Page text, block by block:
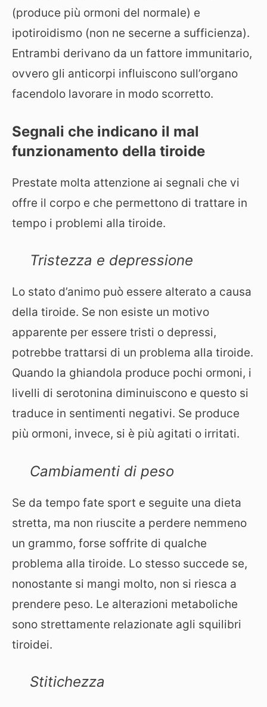
(produce più ormoni del normale) e
ipotiroidismo (non ne secerne a sufficienza).
Entrambi derivano da un fattore immunitario,
ovvero gli anticorpi influiscono sull’organo
facendolo lavorare in modo scorretto.
Segnali che indicano il mal
funzionamento della tiroide
Prestate molta attenzione ai segnali che vi
offre il corpo e che permettono di trattare in
tempo i problemi alla tiroide.
Tristezza e depressione
Lo stato d’animo può essere alterato a causa
della tiroide. Se non esiste un motivo
apparente per essere tristi o depressi,
potrebbe trattarsi di un problema alla tiroide.
Quando la ghiandola produce pochi ormoni, i
livelli di serotonina diminuiscono e questo si
traduce in sentimenti negativi. Se produce
più ormoni, invece, si è più agitati o irritati.
Cambiamenti di peso
Se da tempo fate sport e seguite una dieta
stretta, ma non riuscite a perdere nemmeno
un grammo, forse soffrite di qualche
problema alla tiroide. Lo stesso succede se,
nonostante si mangi molto, non si riesca a
prendere peso. Le alterazioni metaboliche
sono strettamente relazionate agli squilibri
tiroidei.
Stitichezza